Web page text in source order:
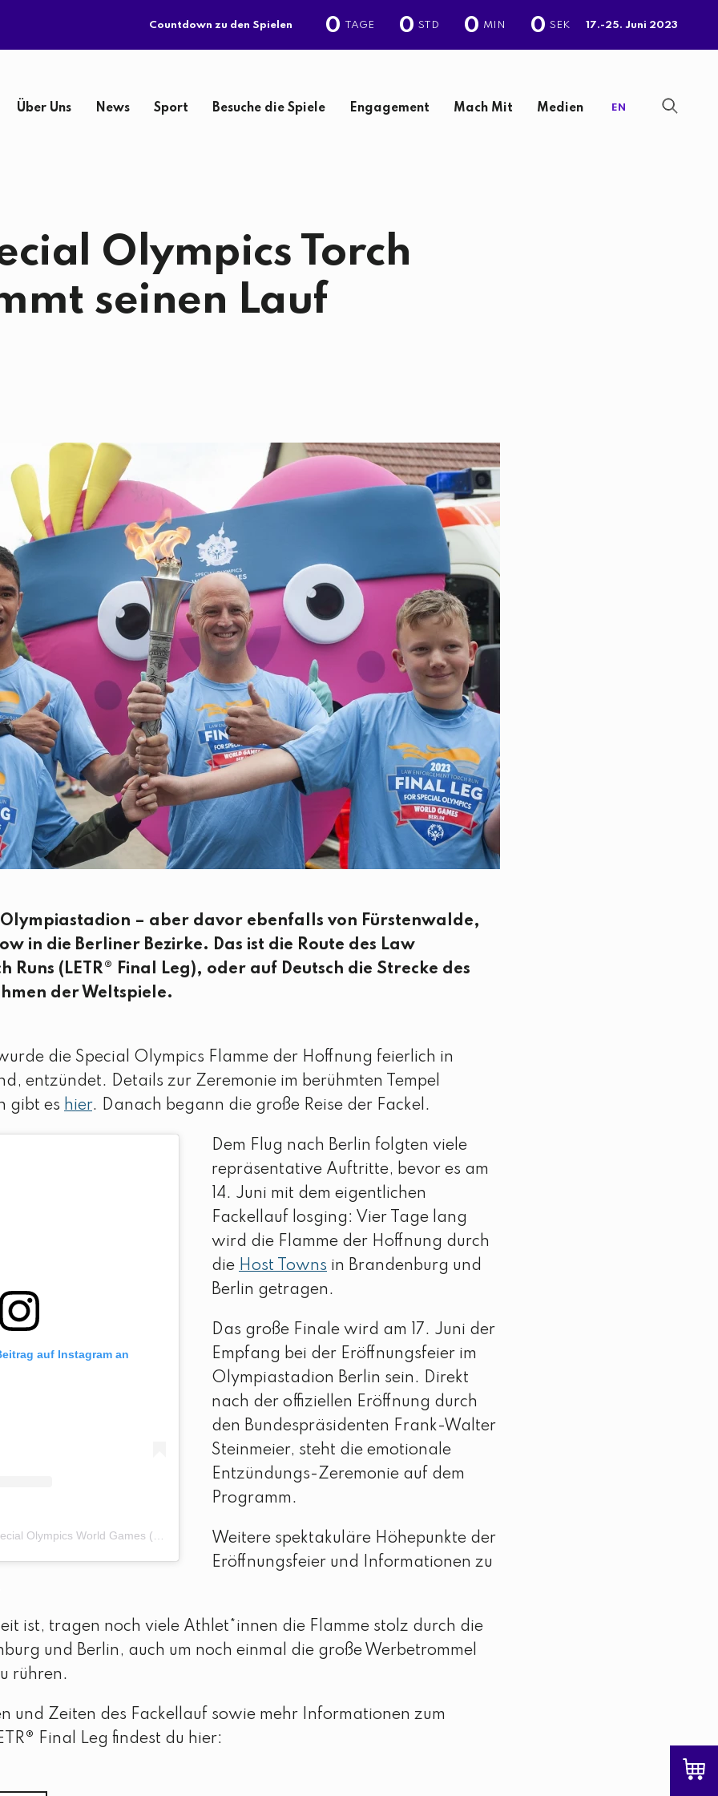
Countdown zu den Spielen 0 TAGE 0 STD 0 MIN 0 SEK 17.-25. Juni 2023
Über Uns News Sport Besuche die Spiele Engagement Mach Mit Medien EN
c
h
e
Olympics Torch
seinen Lauf
Olympiastadion – aber davor ebenfalls von Fürstenwalde,
in die Berliner Bezirke. Das ist die Route des Law
Runs (LETR® Final Leg), oder auf Deutsch die Strecke des
der Weltspiele.
die Special Olympics Flamme der Hoffnung feierlich in
entzündet. Details zur Zeremonie im berühmten Tempel
gibt es hier. Danach begann die große Reise der Fackel.
auf Instagram an
Dem Flug nach Berlin folgten viele
repräsentative Auftritte, bevor es am
14. Juni mit dem eigentlichen
Fackellauf losging: Vier Tage lang
wird die Flamme der Hoffnung durch
die Host Towns in Brandenburg und
Berlin getragen.
Das große Finale wird am 17. Juni der
Empfang bei der Eröffnungsfeier im
Olympiastadion Berlin sein. Direkt
nach der offiziellen Eröffnung durch
den Bundespräsidenten Frank-Walter
Steinmeier, steht die emotionale
Entzündungs-Zeremonie auf dem
Programm.
Weitere spektakuläre Höhepunkte der
Eröffnungsfeier und Informationen zu
ist, tragen noch viele Athlet*innen die Flamme stolz durch die
und Berlin, auch um noch einmal die große Werbetrommel
rühren.
und Zeiten des Fackellauf sowie mehr Informationen zum
® Final Leg findest du hier: